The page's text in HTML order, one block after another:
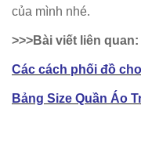
của mình nhé.
>>>Bài viết liên quan:
Các cách phối đồ
Bảng Size Quần Áo